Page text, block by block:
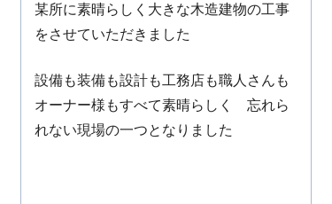
某所に素晴らしく大きな木造建物の工事
をさせていただきました
設備も装備も設計も工務店も職人さんも
オーナー様もすべて素晴らしく 忘れら
れない現場の一つとなりました